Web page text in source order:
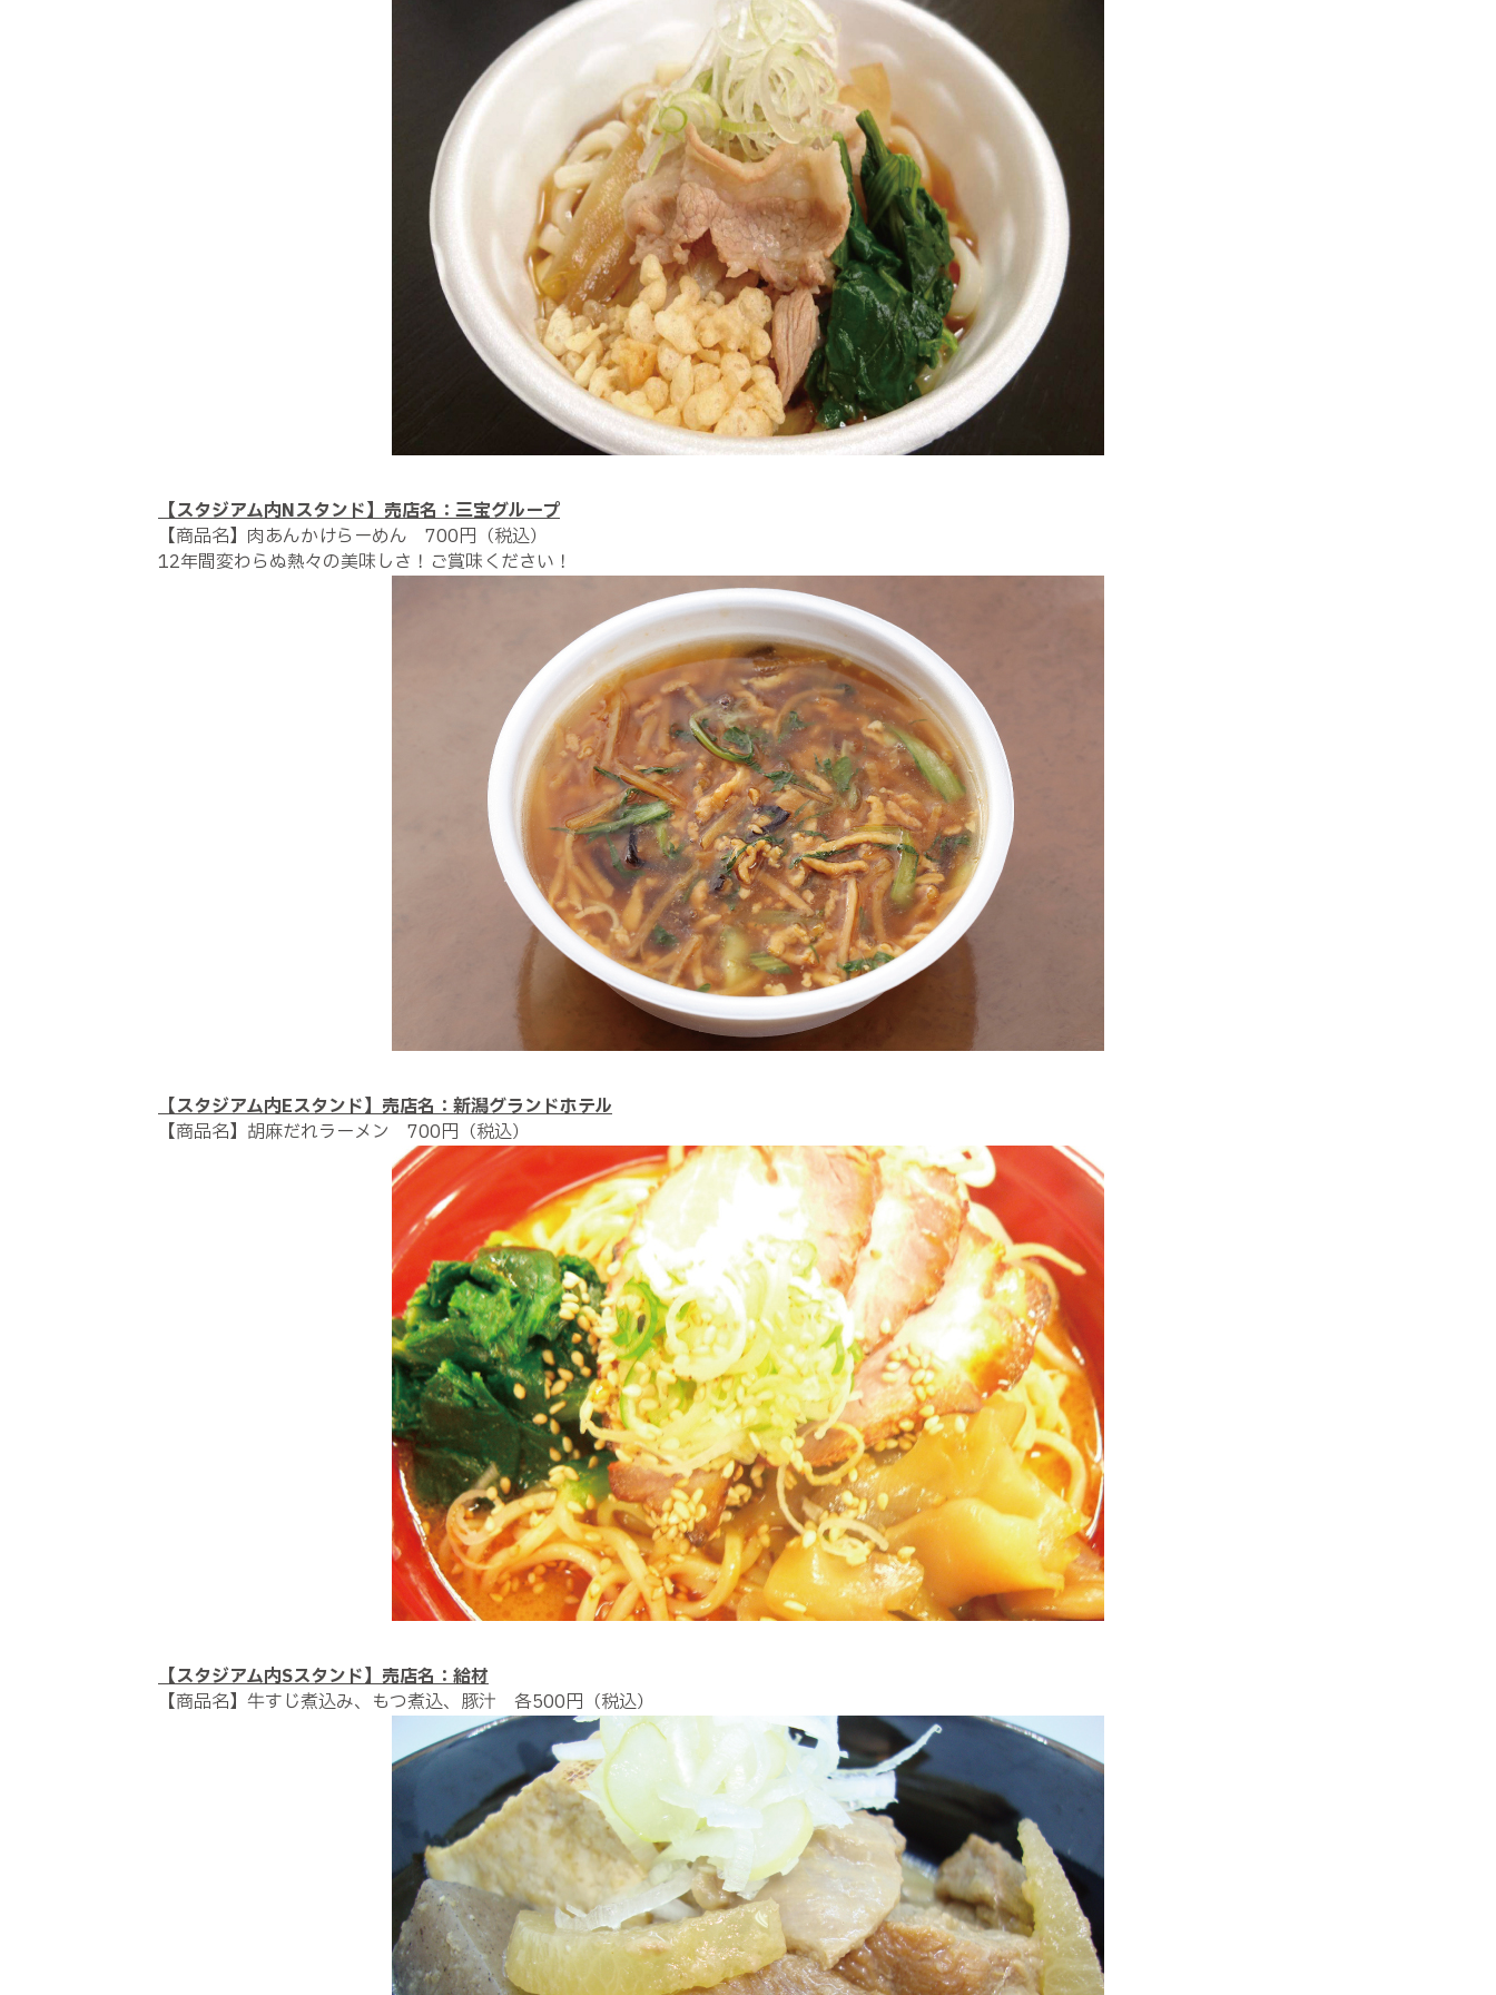
【スタジアム内Nスタンド】売店名：三宝グループ
【商品名】肉あんかけらーめん 700円（税込）
12年間変わらぬ熱々の美味しさ！ご賞味ください！
【スタジアム内Eスタンド】売店名：新潟グランドホテル
【商品名】胡麻だれラーメン 700円（税込）
【スタジアム内Sスタンド】売店名：給材
【商品名】牛すじ煮込み、もつ煮込、豚汁 各500円（税込）